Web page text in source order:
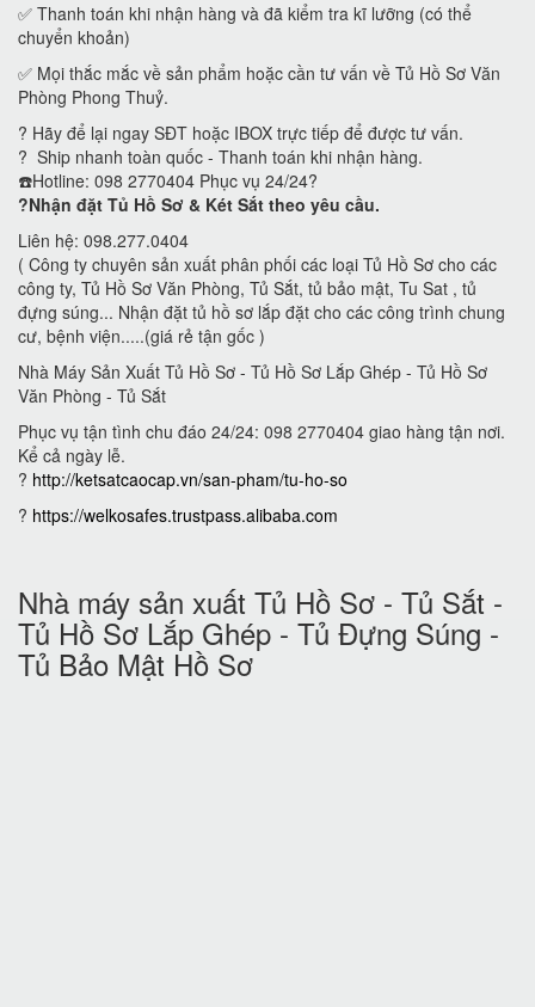
✅ Thanh toán khi nhận hàng và đã kiểm tra kĩ lưỡng (có thể
chuyển khoản)
✅ Mọi thắc mắc về sản phẩm hoặc cần tư vấn về Tủ Hồ Sơ Văn
Phòng Phong Thuỷ.
? Hãy để lại ngay SĐT hoặc IBOX trực tiếp để được tư vấn.
? Ship nhanh toàn quốc - Thanh toán khi nhận hàng.
☎️Hotline: 098 2770404 Phục vụ 24/24?
?Nhận đặt Tủ Hồ Sơ & Két Sắt theo yêu cầu.
Liên hệ: 098.277.0404
( Công ty chuyên sản xuất phân phối các loại Tủ Hồ Sơ cho các
công ty, Tủ Hồ Sơ Văn Phòng, Tủ Sắt, tủ bảo mật, Tu Sat , tủ
đựng súng... Nhận đặt tủ hồ sơ lắp đặt cho các công trình chung
cư, bệnh viện.....(giá rẻ tận gốc )
Nhà Máy Sản Xuất Tủ Hồ Sơ - Tủ Hồ Sơ Lắp Ghép - Tủ Hồ Sơ
Văn Phòng - Tủ Sắt
Phục vụ tận tình chu đáo 24/24: 098 2770404 giao hàng tận nơi.
Kể cả ngày lễ.
? http://ketsatcaocap.vn/san-pham/tu-ho-so
? https://welkosafes.trustpass.alibaba.com
Nhà máy sản xuất Tủ Hồ Sơ - Tủ Sắt -
Tủ Hồ Sơ Lắp Ghép - Tủ Đựng Súng -
Tủ Bảo Mật Hồ Sơ